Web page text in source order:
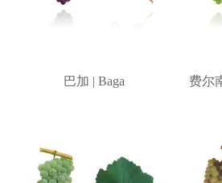
巴加 | Baga
费尔